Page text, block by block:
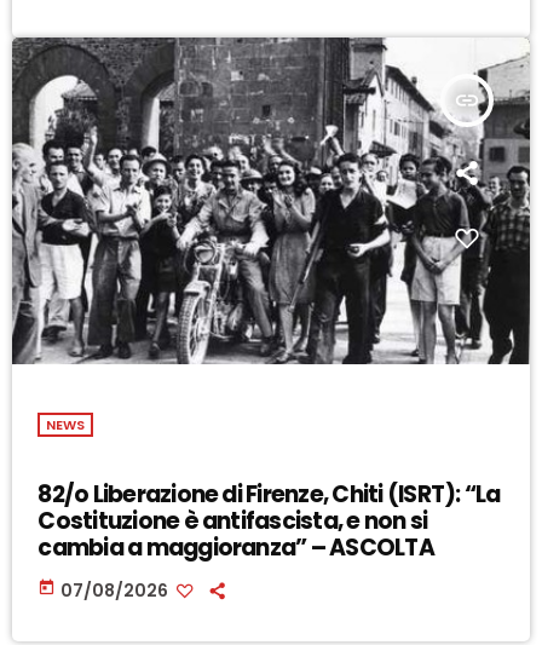
insert_link
NEWS
82/o Liberazione di Firenze, Chiti (ISRT): “La
Costituzione è antifascista, e non si
cambia a maggioranza” – ASCOLTA
today 07/08/2026